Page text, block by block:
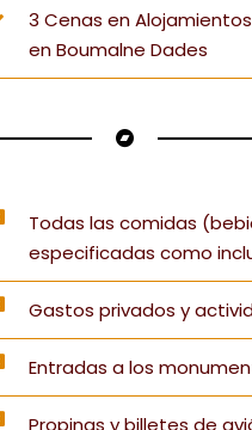
3 Cenas en
en Boumalne Dades
Todas las comidas
especificadas como
Gastos privados y
Entradas a los